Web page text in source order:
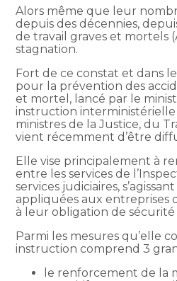
Alors même que leur
depuis des décennies,
de travail graves et mortels
stagnation.
Fort de ce constat et dans
pour la prévention des
et mortel, lancé par le
instruction
ministres de la Justice, du
vient récemment d’être
Elle vise principalement à
entre les services de
services judiciaires,
appliquées aux entreprises
à leur obligation de sécurité
Parmi les mesures qu’elle
instruction comprend 3
le renforcement de la